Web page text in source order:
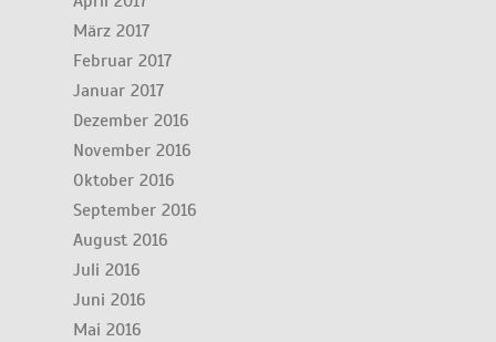
März 2017
Februar 2017
Januar 2017
Dezember 2016
November 2016
Oktober 2016
September 2016
August 2016
Juli 2016
Juni 2016
Mai 2016